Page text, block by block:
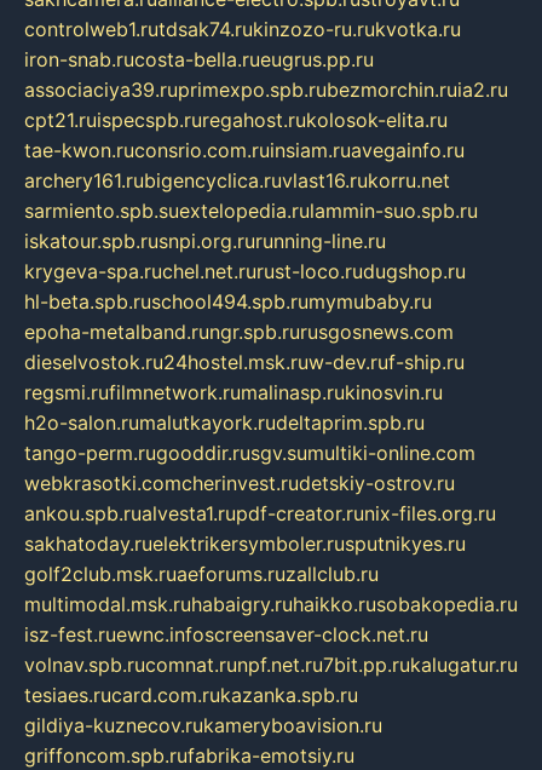
controlweb1.rutdsak74.rukinzozo-ru.rukvotka.ru
iron-snab.rucosta-bella.rueugrus.pp.ru
associaciya39.ruprimexpo.spb.rubezmorchin.ruia2.ru
cpt21.ruispecspb.ruregahost.rukolosok-elita.ru
tae-kwon.ruconsrio.com.ruinsiam.ruavegainfo.ru
archery161.rubigencyclica.ruvlast16.rukorru.net
sarmiento.spb.suextelopedia.rulammin-suo.spb.ru
iskatour.spb.rusnpi.org.rurunning-line.ru
krygeva-spa.ruchel.net.rurust-loco.rudugshop.ru
hl-beta.spb.ruschool494.spb.rumymubaby.ru
epoha-metalband.rungr.spb.rurusgosnews.com
dieselvostok.ru24hostel.msk.ruw-dev.ruf-ship.ru
regsmi.rufilmnetwork.rumalinasp.rukinosvin.ru
h2o-salon.rumalutkayork.rudeltaprim.spb.ru
tango-perm.rugooddir.rusgv.sumultiki-online.com
webkrasotki.comcherinvest.rudetskiy-ostrov.ru
ankou.spb.rualvesta1.rupdf-creator.runix-files.org.ru
sakhatoday.ruelektrikersymboler.rusputnikyes.ru
golf2club.msk.ruaeforums.ruzallclub.ru
multimodal.msk.ruhabaigry.ruhaikko.rusobakopedia.ru
isz-fest.ruewnc.infoscreensaver-clock.net.ru
volnav.spb.rucomnat.runpf.net.ru7bit.pp.rukalugatur.ru
tesiaes.rucard.com.rukazanka.spb.ru
gildiya-kuznecov.rukameryboavision.ru
griffoncom.spb.rufabrika-emotsiy.ru